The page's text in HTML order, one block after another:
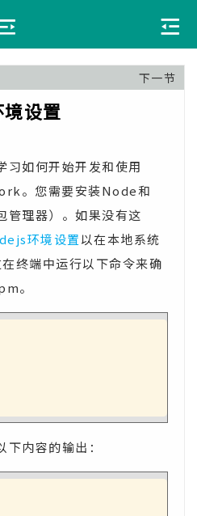
下一节
设置
习如何开始开发和使用
。您需要安装Node和
理器）。如果没有这
环境设置以在本地系统
终端中运行以下命令来确
。
内容的输出：